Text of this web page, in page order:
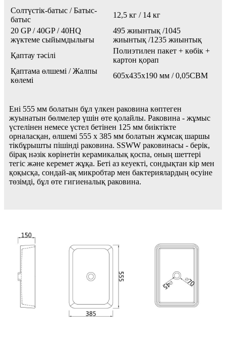
Солтүстік-батыс / Батыс-
батыс
12,5 кг / 14 кг
20 GP / 40GP / 40HQ
жүктеме сыйымдылығы
495 жиынтық /1045
жиынтық /1235 жиынтық
Қаптау тәсілі
Полиэтилен пакет + көбік +
картон қорап
Қаптама өлшемі / Жалпы
көлемі
605x435x190 мм / 0,05CBM
Ені 555 мм болатын бұл үлкен раковина көптеген
жуынатын бөлмелер үшін өте қолайлы. Раковина - жұмыс
үстелінен немесе үстел бетінен 125 мм биіктікте
орналасқан, өлшемі 555 x 385 мм болатын жұмсақ шаршы
тікбұрышты пішінді раковина. SSWW раковинасы - берік,
бірақ нәзік көрінетін керамикалық қоспа, оның шеттері
тегіс және керемет жұқа. Беті аз кеуекті, сондықтан кір мен
қоқысқа, сондай-ақ микробтар мен бактериялардың өсуіне
төзімді, бұл өте гигиеналық раковина.